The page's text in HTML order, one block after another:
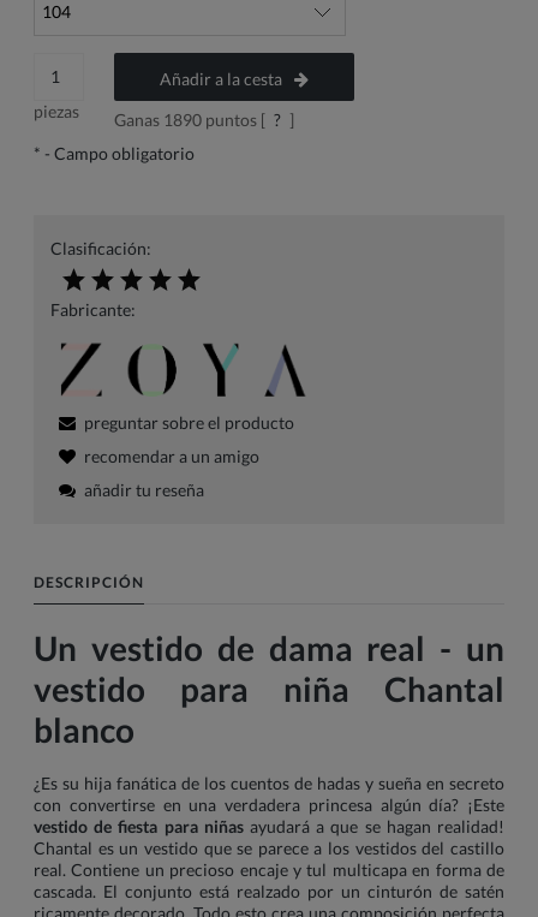
piezas
Añadir a la cesta
Ganas 1890puntos [ ? ]
* - Campo obligatorio
Clasificación:
Fabricante:
preguntar sobre el producto
recomendar a un amigo
añadir tu reseña
DESCRIPCIÓN
Un vestido de dama real - un
vestido para niña Chantal
blanco
¿Es su hija fanática de los cuentos de hadas y sueña en secreto
con convertirse en una verdadera princesa algún día? ¡Este
vestido de fiesta para niñasayudará a que se hagan realidad!
Chantal es un vestido que se parece a los vestidos del castillo
real. Contiene un precioso encaje y tul multicapa en forma de
cascada. El conjunto está realzado por un cinturón de satén
ricamente decorado. Todo esto crea una composición perfecta